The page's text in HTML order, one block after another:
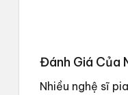
Đánh Giá Của
Nhiều nghệ sĩ